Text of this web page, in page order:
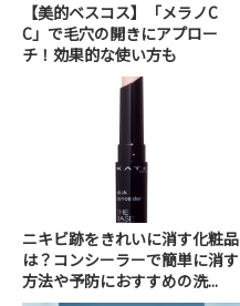
【美的ベスコス】「メラノC
C」で毛穴の開きにアプロー
チ！効果的な使い方も
ニキビ跡をきれいに消す化粧品
は？コンシーラーで簡単に消す
方法や予防におすすめの洗...